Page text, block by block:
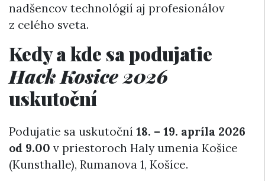
nadšencov technológií aj profesionálov
z celého sveta.
Kedy a kde sa podujatie
Hack Kosice 2026
uskutoční
Podujatie sa uskutoční 18. – 19. apríla 2026
od 9.00 v priestoroch Haly umenia Košice
(Kunsthalle), Rumanova 1, Košíce.